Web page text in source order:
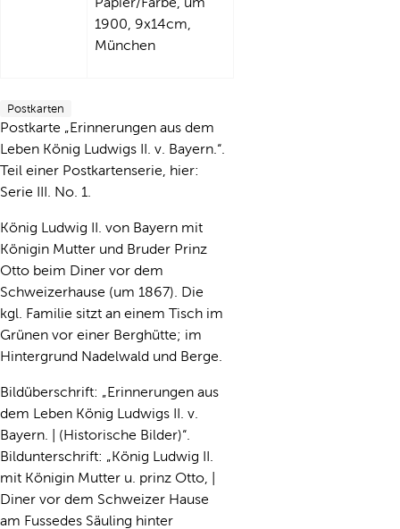
1900, 9x14cm,
München
Postkarten
Postkarte „Erinnerungen aus dem
Leben König Ludwigs II. v. Bayern.“.
Teil einer Postkartenserie, hier:
Serie III. No. 1.
König Ludwig II. von Bayern mit
Königin Mutter und Bruder Prinz
Otto beim Diner vor dem
Schweizerhause (um 1867). Die
kgl. Familie sitzt an einem Tisch im
Grünen vor einer Berghütte; im
Hintergrund Nadelwald und Berge.
Bildüberschrift: „Erinnerungen aus
dem Leben König Ludwigs II. v.
Bayern. | (Historische Bilder)“.
Bildunterschrift: „König Ludwig II.
mit Königin Mutter u. prinz Otto, |
Diner vor dem Schweizer Hause
am Fussedes Säuling hinter